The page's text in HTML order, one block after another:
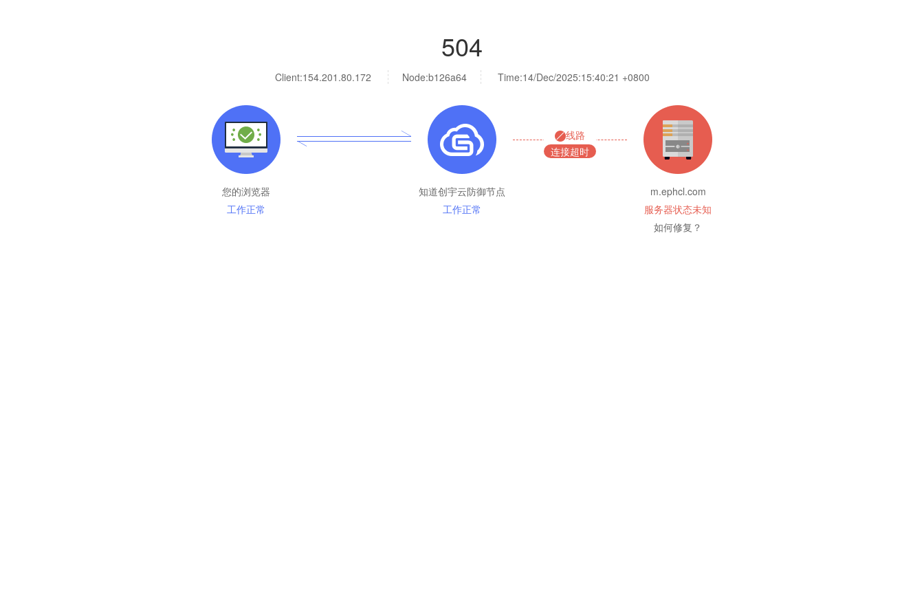
504
Client:154.201.80.172 Node:b126a64 Time:14/Dec/2025:15:40:21 +0800
您的浏览器
工作正常
知道创宇云防御节点
工作正常
线路
连接超时
m.ephcl.com
服务器状态未知
如何修复？